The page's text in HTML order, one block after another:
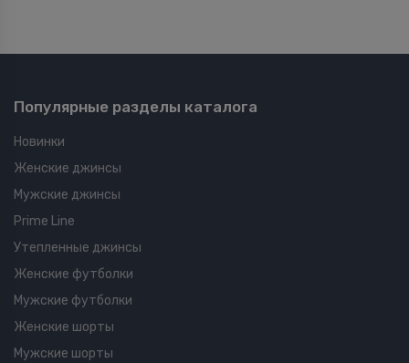
Популярные разделы каталога
Новинки
Женские джинсы
Мужские джинсы
Prime Line
Утепленные джинсы
Женские футболки
Мужские футболки
Женские шорты
Мужские шорты